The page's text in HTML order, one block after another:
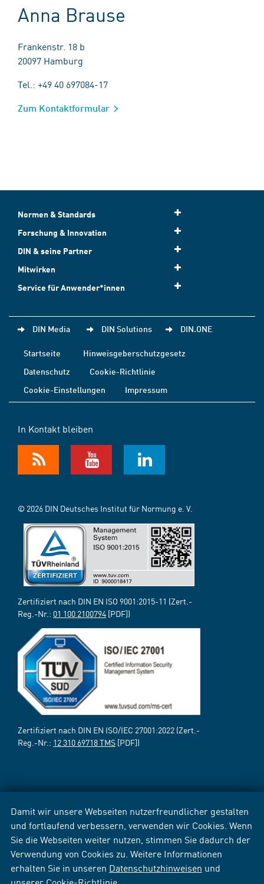
Damit wir unsere Webseiten nutzerfreundlicher gestalten
und fortlaufend verbessern, verwenden wir Cookies. Wenn
Sie die Webseiten weiter nutzen, stimmen Sie dadurch der
Verwendung von Cookies zu. Weitere Informationen
erhalten Sie in unseren Datenschutzhinweisen und
Anna Brause
Frankenstr. 18 b
20097 Hamburg
Tel.: +49 40 697084-17
Zum Kontaktformular
Normen & Standards
Forschung & Innovation
DIN & seine Partner
Mitwirken
Service für Anwender*innen
DIN Media DIN Solutions DIN.ONE
Startseite
Hinweisgeberschutzgesetz
Datenschutz
Cookie-Richtlinie
Cookie-Einstellungen
Impressum
In Kontakt bleiben
© 2026 DIN Deutsches Institut für Normung e. V.
Zertifiziert nach DIN EN ISO 9001:2015-11 (Zert.-
Reg.-Nr.: 01 100 2100794 [PDF])
Zertifiziert nach DIN EN ISO/IEC 27001:2022 (Zert.-
Reg.-Nr.: 12 310 69718 TMS [PDF])